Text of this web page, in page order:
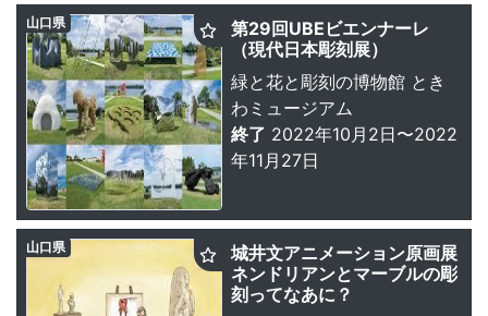
第29回UBEビエンナーレ
（現代日本彫刻展）
緑と花と彫刻の博物館 とき
わミュージアム
終了 2022年10月2日〜2022
年11月27日
山口県
城井文アニメーション原画展
ネンドリアンとマーブルの彫
刻ってなあに？
山口県